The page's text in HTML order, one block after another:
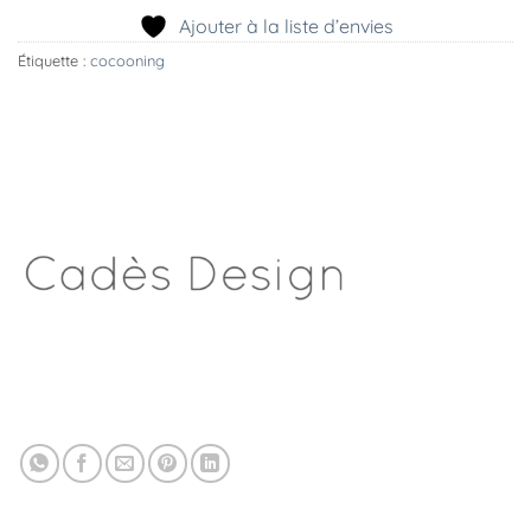
Ajouter à la liste d’envies
Étiquette : cocooning